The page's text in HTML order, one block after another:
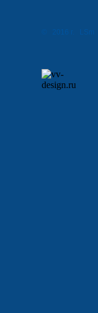
© 2016 г. LSm